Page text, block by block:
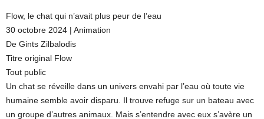
Flow, le chat qui n’avait plus peur de l’eau
30 octobre 2024 | Animation
De Gints Zilbalodis
Titre original Flow
Tout public
Un chat se réveille dans un univers envahi par l’eau où toute vie
humaine semble avoir disparu. Il trouve refuge sur un bateau avec
un groupe d’autres animaux. Mais s’entendre avec eux s’avère un